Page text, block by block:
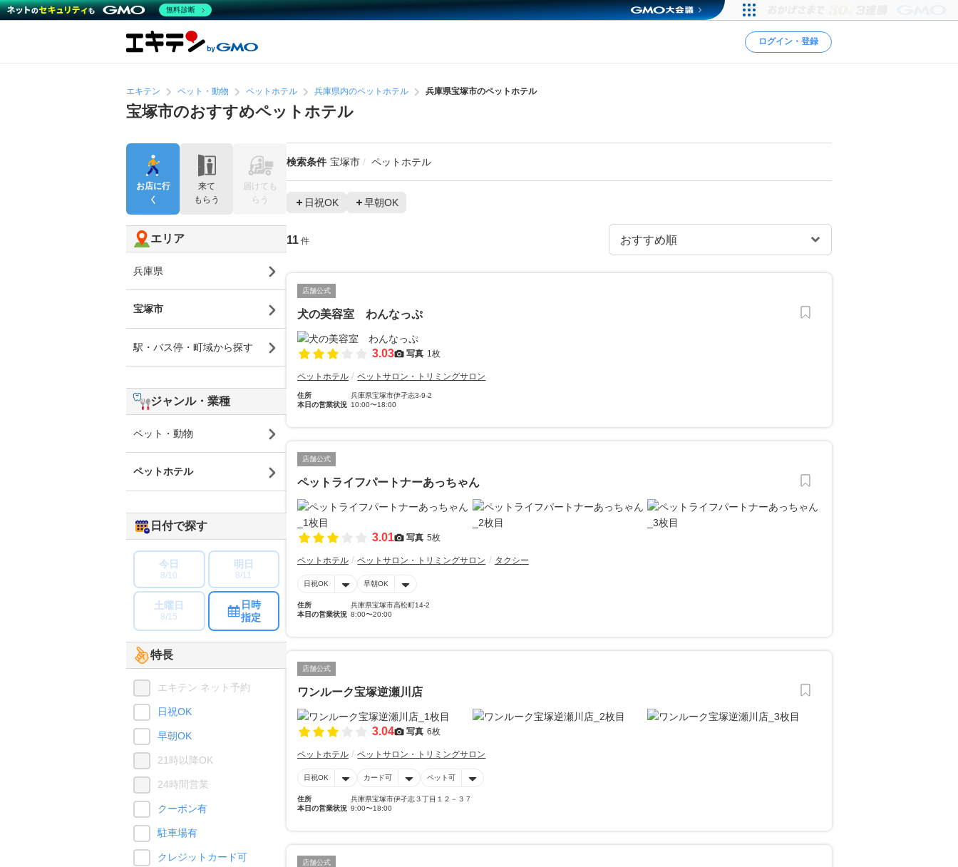
ログイン・登録
エキテン ペット・動物 ペットホテル 兵庫県内のペットホテル 兵庫県宝塚市のペットホテル
宝塚市のおすすめペットホテル
検索条件 宝塚市 ペットホテル
日祝OK 早朝OK
11 件
店舗公式
犬の美容室 わんなっぷ
3.03 写真 1枚
ペットホテル ペットサロン・トリミングサロン
住所
兵庫県宝塚市伊孑志3-9-2
本日の営業状況 10:00〜18:00
店舗公式
ペットライフパートナーあっちゃん
3.01 写真 5枚
ペットホテル ペットサロン・トリミングサロン タクシー
日祝OK 早朝OK
住所
兵庫県宝塚市高松町14-2
本日の営業状況 8:00〜20:00
店舗公式
ワンルーク宝塚逆瀬川店
3.04 写真 6枚
ペットホテル ペットサロン・トリミングサロン
日祝OK カード可 ペット可
住所
兵庫県宝塚市伊孑志３丁目１２－３７
本日の営業状況 9:00〜18:00
店舗公式
お店に行
く
来て
もらう
届けても
らう
エリア
兵庫県
宝塚市
駅・バス停・町域から探す
ジャンル・業種
ペット・動物
ペットホテル
日付で探す
今日
8/10
明日
8/11
土曜日
8/15
日時
指定
特長
エキテン ネット予約
日祝OK
早朝OK
21時以降OK
24時間営業
クーポン有
駐車場有
クレジットカード可
無料診断